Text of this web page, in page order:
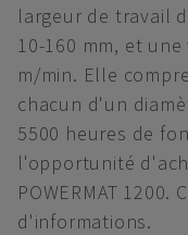
largeur de travail
10-160 mm, et
m/min. Elle
chacun d'un
5500 heures de
l'opportunité
POWERMAT
d'informations.